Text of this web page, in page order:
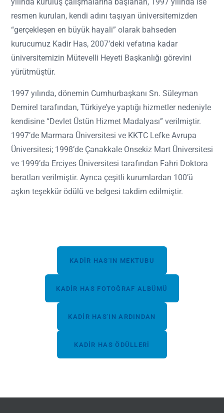
yılında kuruluş çalışmalarına başlanan, 1997 yılında ise
resmen kurulan, kendi adını taşıyan üniversitemizden
“gerçekleşen en büyük hayali” olarak bahseden
kurucumuz Kadir Has, 2007’deki vefatına kadar
üniversitemizin Mütevelli Heyeti Başkanlığı görevini
yürütmüştür.
1997 yılında, dönemin Cumhurbaşkanı Sn. Süleyman
Demirel tarafından, Türkiye’ye yaptığı hizmetler nedeniyle
kendisine “Devlet Üstün Hizmet Madalyası” verilmiştir.
1997’de Marmara Üniversitesi ve KKTC Lefke Avrupa
Üniversitesi; 1998’de Çanakkale Onsekiz Mart Üniversitesi
ve 1999’da Erciyes Üniversitesi tarafından Fahri Doktora
beratları verilmiştir. Ayrıca çeşitli kurumlardan 100’ü
aşkın teşekkür ödülü ve belgesi takdim edilmiştir.
KADIR HAS'IN MEKTUBU
KADIR HAS FOTOĞRAF ALBÜMÜ
KADIR HAS'IN ARDINDAN
KADIR HAS ÖDÜLLERI